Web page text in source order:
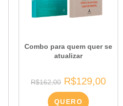
Combo para quem quer se
atualizar
R$162,00 R$129,00
QUERO